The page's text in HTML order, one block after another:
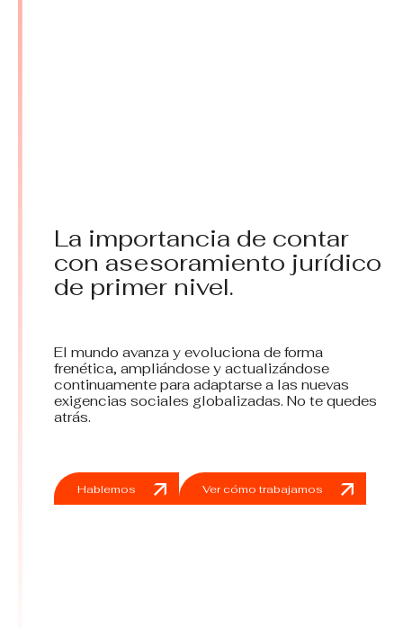
La importancia de contar
con asesoramiento jurídico
de primer nivel.
El mundo avanza y evoluciona de forma
frenética, ampliándose y actualizándose
continuamente para adaptarse a las nuevas
exigencias sociales globalizadas. No te quedes
atrás.
Hablemos Ver cómo trabajamos